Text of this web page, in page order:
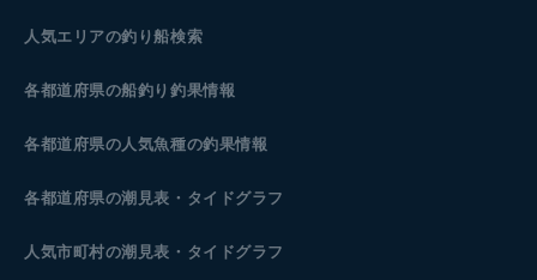
人気エリアの釣り船検索
各都道府県の船釣り釣果情報
各都道府県の人気魚種の釣果情報
各都道府県の潮見表 ・タイドグラフ
人気市町村の潮見表・タイドグラフ